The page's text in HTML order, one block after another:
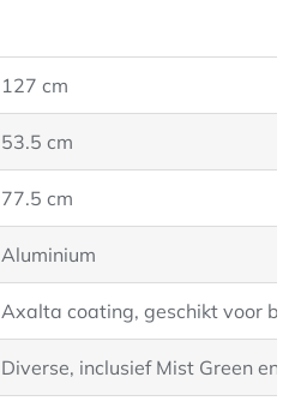
127 cm
53.5 cm
77.5 cm
Aluminium
Axalta coating, geschikt voor
Diverse, inclusief Mist Green en